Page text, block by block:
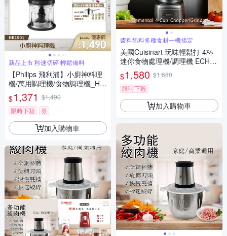
新品上市 秒速切碎 輕鬆備料
【Philips 飛利浦】小廚神料理
機/萬用調理機/食物調理機_HR
1501/03
$1,371 $1,490
限時下殺
券
加入購物車
醬料餡料多種食材一機搞定
美國Cuisinart 玩味輕鬆打 4杯
迷你食物處理機/調理機 ECH-4
GMTW
$1,580 $1,680
限時下殺
加入購物車